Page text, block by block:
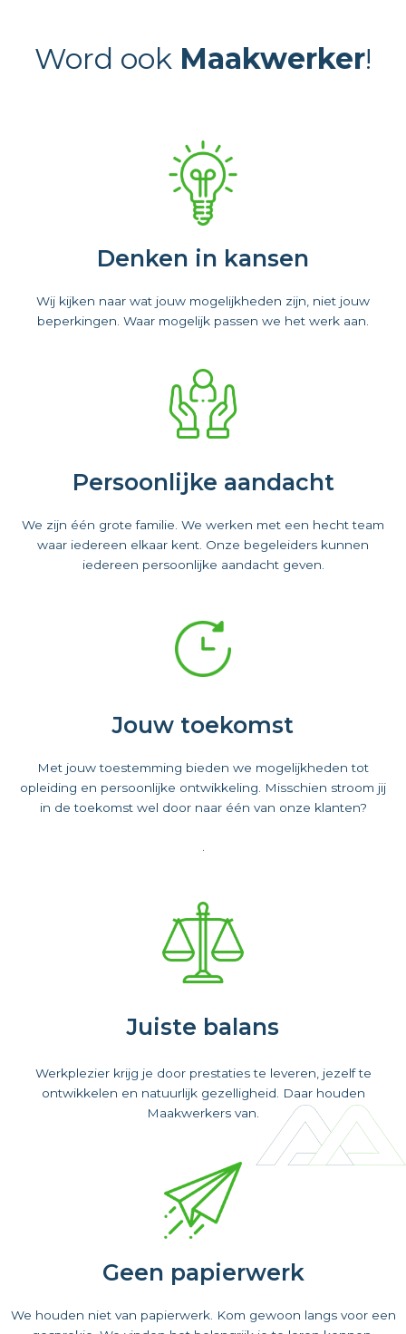
Word ook Maakwerker!
Denken in kansen
Wij kijken naar wat jouw mogelijkheden zijn, niet jouw
beperkingen. Waar mogelijk passen we het werk aan.
Persoonlijke aandacht
We zijn één grote familie. We werken met een hecht team
waar iedereen elkaar kent. Onze begeleiders kunnen
iedereen persoonlijke aandacht geven.
Jouw toekomst
Met jouw toestemming bieden we mogelijkheden tot
opleiding en persoonlijke ontwikkeling. Misschien stroom jij
in de toekomst wel door naar één van onze klanten?
.
Juiste balans
Werkplezier krijg je door prestaties te leveren, jezelf te
ontwikkelen en natuurlijk gezelligheid. Daar houden
Maakwerkers van.
Geen papierwerk
We houden niet van papierwerk. Kom gewoon langs voor een